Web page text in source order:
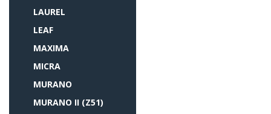
LAUREL
LEAF
MAXIMA
MICRA
MURANO
MURANO II (Z51)